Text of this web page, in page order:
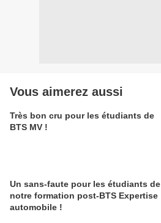
Vous aimerez aussi
Très bon cru pour les étudiants de
BTS MV !
Un sans-faute pour les étudiants de
notre formation post-BTS Expertise
automobile !